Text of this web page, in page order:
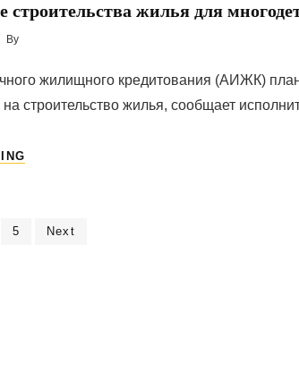
БУДЕТ
АИЖК
КРЕДИТОВ
строительства жилья для
By
жилищного кредитования (АИЖК)
строительство жилья, сообщает
МНОГОДЕТНЫХ
Page
5 Next